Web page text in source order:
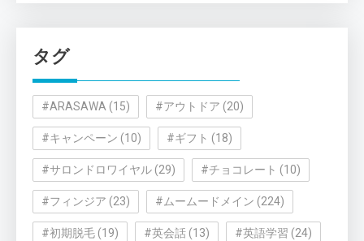
ー
タグ
#ARASAWA (15) #アウトドア (20)
#キャンペーン (10) #ギフト (18)
#サロンドロワイヤル (29) #チョコレート (10)
#フィンジア (23) #ムームードメイン (224)
#初期脱毛 (19) #英会話 (13) #英語学習 (24)